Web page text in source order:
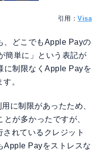
引用：Visa
、どこでもApple Payの
簡単に」という表記が
に制限なくApple Payを
。
に制限があったため、
が多かったですが、
れているクレジット
Apple Payをストレスな